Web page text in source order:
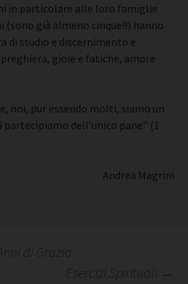
in particolare alle loro famiglie
(sono già almeno cinque!!) hanno
di studio e discernimento e
gioie e fatiche, amore
noi, pur essendo molti, siamo un
dell’unico pane” (1
Andrea Magrini
di Grazia
Esercizi Spirituali →